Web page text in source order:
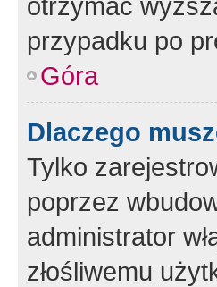
przypadku po
Góra
Dlaczego
Tylko
poprzez
administrator
złośliwemu